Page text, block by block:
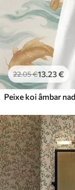
22.05€13.23€